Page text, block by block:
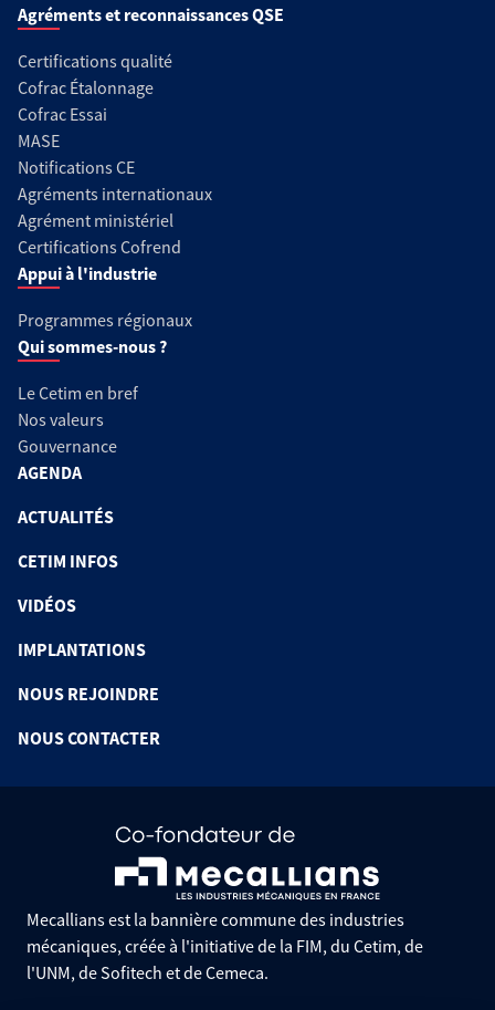
Agréments et reconnaissances QSE
Certifications qualité
Cofrac Étalonnage
Cofrac Essai
MASE
Notifications CE
Agréments internationaux
Agrément ministériel
Certifications Cofrend
Appui à l'industrie
Programmes régionaux
Qui sommes-nous ?
Le Cetim en bref
Nos valeurs
Gouvernance
AGENDA
ACTUALITÉS
CETIM INFOS
VIDÉOS
IMPLANTATIONS
NOUS REJOINDRE
NOUS CONTACTER
Mecallians est la bannière commune des industries
mécaniques, créée à l'initiative de la FIM, du Cetim, de
l'UNM, de Sofitech et de Cemeca.